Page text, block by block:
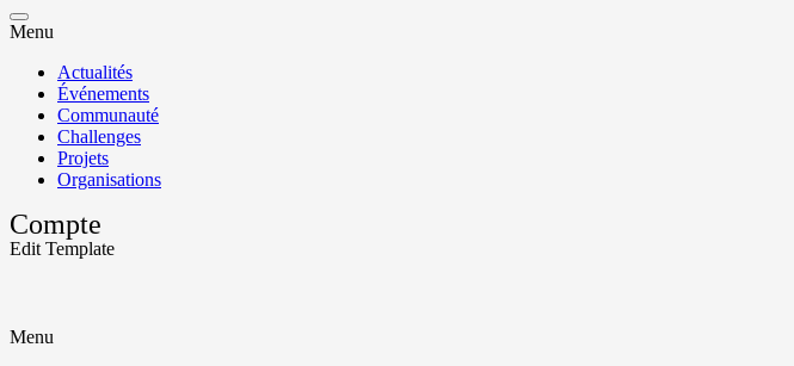
Menu
Menu
Actualités
Événements
Communauté
Challenges
Projets
Organisations
Compte
Edit Template